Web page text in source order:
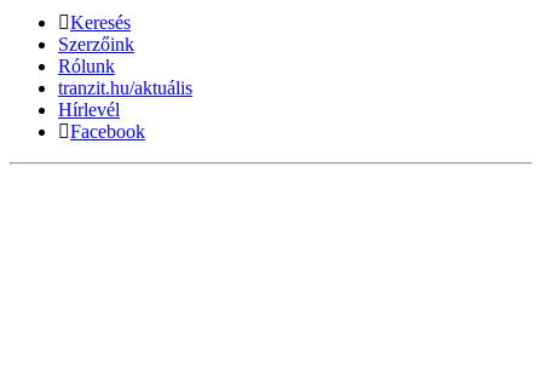
Keresés
Szerzőink
Rólunk
tranzit.hu/aktuális
Hírlevél
Facebook